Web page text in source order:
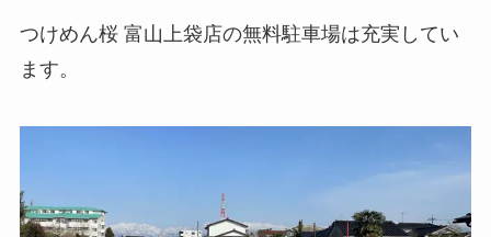
つけめん桜 富山上袋店の無料駐車場は充実してい
ます。